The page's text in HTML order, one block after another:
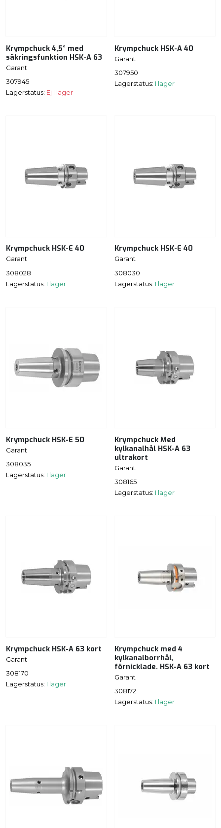
Krympchuck 4,5° med
säkringsfunktion HSK-A 63
Garant
307945
Lagerstatus: Ej i lager
Krympchuck HSK-A 40
Garant
307950
Lagerstatus: I lager
Krympchuck HSK-E 40
Garant
308028
Lagerstatus: I lager
Krympchuck HSK-E 40
Garant
308030
Lagerstatus: I lager
Krympchuck HSK-E 50
Garant
308035
Lagerstatus: I lager
Krympchuck Med
kylkanalhål HSK-A 63
ultrakort
Garant
308165
Lagerstatus: I lager
Krympchuck HSK-A 63 kort
Garant
308170
Lagerstatus: I lager
Krympchuck med 4
kylkanalborrhål,
förnicklade. HSK-A 63 kort
Garant
308172
Lagerstatus: I lager